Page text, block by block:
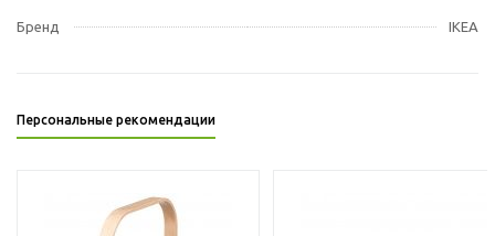
Бренд IKEA
Персональные рекомендации